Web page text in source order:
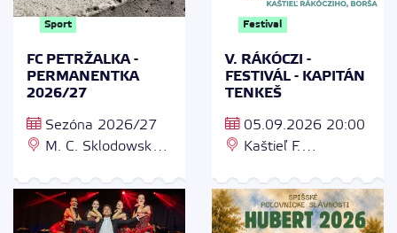
Sport
FC PETRŽALKA -
PERMANENTKA
2026/27
Sezóna 2026/27
M. C. Sklodowskej
Petržalka
Festival
V. RÁKÓCZI -
FESTIVÁL - KAPITÁN
TENKEŠ
05.09.2026 20:00
Kaštieľ F.
Rakocziho 102/32,
076 32 Borša